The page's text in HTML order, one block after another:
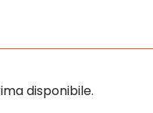
disponibile.